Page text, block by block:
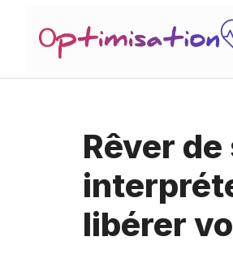
contenu
Rêver
libérer